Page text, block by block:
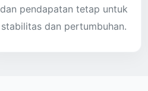
dan pendapatan tetap untuk
stabilitas dan pertumbuhan.